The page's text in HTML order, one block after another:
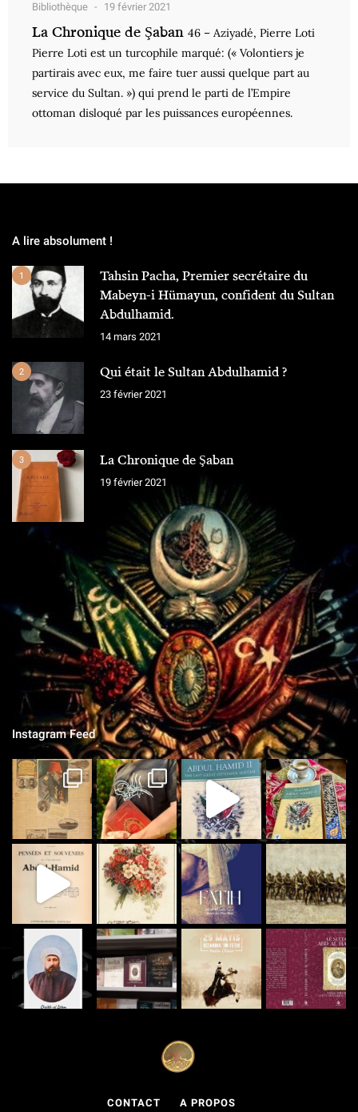
Bibliothèque 19 février 2021
La Chronique de Şaban 46 – Aziyadé, Pierre Loti
Pierre Loti est un turcophile marqué: (« Volontiers je
partirais avec eux, me faire tuer aussi quelque part au
service du Sultan. ») qui prend le parti de l’Empire
ottoman disloqué par les puissances européennes.
A lire absolument !
1
Tahsin Pacha, Premier secrétaire du
Mabeyn-i Hümayun, confident du Sultan
Abdulhamid.
14 mars 2021
2 Qui était le Sultan Abdulhamid ?
23 février 2021
3 La Chronique de Şaban
19 février 2021
L'ÉQUIPE
Chroniques Ottomanes
"Si je tombe sur le champ de bataille, qu'on grave sur la pierre,
qu'on ne vit que ce que nous réserve notre destin..."
Instagram Feed
CONTACT A PROPOS